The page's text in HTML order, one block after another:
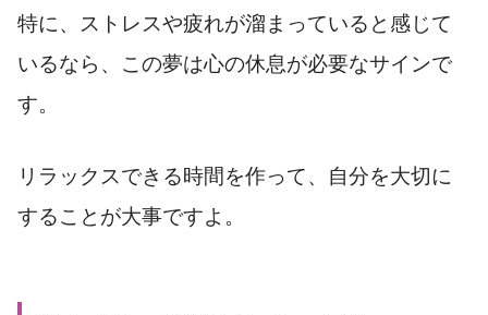
特に、ストレスや疲れが溜まっていると感じて
いるなら、この夢は心の休息が必要なサインで
す。
リラックスできる時間を作って、自分を大切に
することが大事ですよ。